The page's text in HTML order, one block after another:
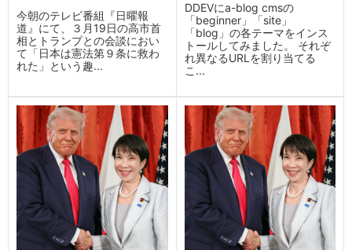
今朝のテレビ番組『日曜報
道』にて、３月19日の高市首
相とトランプとの会談におい
て「日本は憲法第９条に救わ
れた」という趣...
DDEVにa-blog cmsの
「beginner」「site」
「blog」の各テーマをインス
トールしてみました。 それぞ
れ異なるURLを割り当てる
こ...